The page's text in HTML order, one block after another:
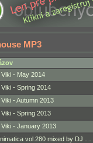
MP3
Viki - May 2014
Viki - Spring 2014
Viki - Autumn 2013
Viki - Spring 2013
Viki - January 2013
vol.280 mixed by DJ …